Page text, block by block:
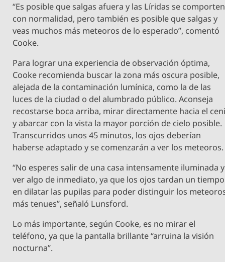
“Es posible que salgas afuera y las Líridas se comporten
con normalidad, pero también es posible que salgas y
veas muchos más meteoros de lo esperado”, comentó
Cooke.
Para lograr una experiencia de observación óptima,
Cooke recomienda buscar la zona más oscura posible,
alejada de la contaminación lumínica, como la de las
luces de la ciudad o del alumbrado público. Aconseja
recostarse boca arriba, mirar directamente hacia el
y abarcar con la vista la mayor porción de cielo posible.
Transcurridos unos 45 minutos, los ojos deberían
haberse adaptado y se comenzarán a ver los meteoros.
“No esperes salir de una casa intensamente iluminada y
ver algo de inmediato, ya que los ojos tardan un tiempo
en dilatar las pupilas para poder distinguir los
más tenues”, señaló Lunsford.
Lo más importante, según Cooke, es no mirar el
teléfono, ya que la pantalla brillante “arruina la visión
nocturna”.